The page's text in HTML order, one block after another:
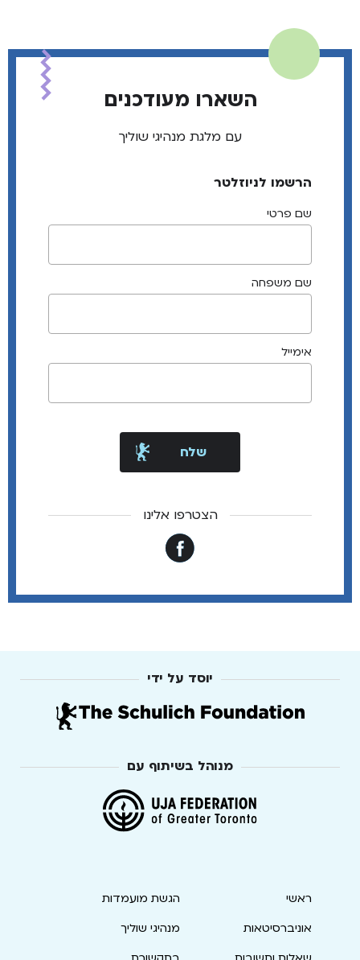
השארו מעודכנים
עם מלגת מנהיגי שוליך
הרשמו לניוזלטר
שם פרטי
שם משפחה
אימייל
הצטרפו אלינו
יוסד על ידי
מנוהל בשיתוף עם
ראשי
הגשת מועמדות
אוניברסיטאות
מנהיגי שוליך